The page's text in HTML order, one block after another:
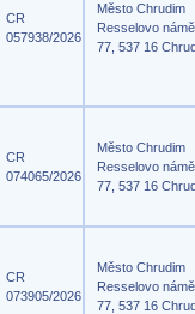
CR
057938/2026
Město Chrudim
Resselovo
77, 537 16
CR
074065/2026
Město Chrudim
Resselovo
77, 537 16
CR
073905/2026
Město Chrudim
Resselovo
77, 537 16